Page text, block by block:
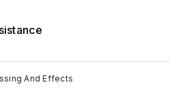
And Effects